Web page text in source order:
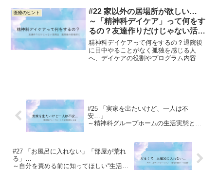
す。
医療のヒント
#22 家以外の居場所が欲しい…
～「精神科デイケア」って何をす
るの？友達作りだけじゃない活用
法～
精神科デイケアって何をするの？退院後
に日中やることがなく孤独を感じる人
へ、デイケアの役割やプログラム内容、
#25 「実家を出たいけど、一人は不
安…」
～精神科グループホームの生活実態と、
#27 「お風呂に入れない」「部屋が荒れ
る」…
～自分を責める前に知ってほしい“生活の